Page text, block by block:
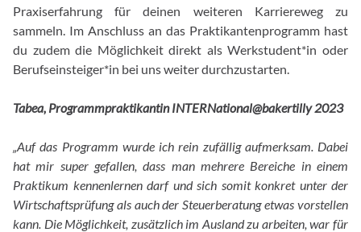
Praxiserfahrung für deinen weiteren Karriereweg zu
sammeln. Im Anschluss an das Praktikantenprogramm hast
du zudem die Möglichkeit direkt als Werkstudent*in oder
Berufseinsteiger*in bei uns weiter durchzustarten.
Tabea, Programmpraktikantin INTERNational@bakertilly 2023
„Auf das Programm wurde ich rein zufällig aufmerksam. Dabei
hat mir super gefallen, dass man mehrere Bereiche in einem
Praktikum kennenlernen darf und sich somit konkret unter der
Wirtschaftsprüfung als auch der Steuerberatung etwas vorstellen
kann. Die Möglichkeit, zusätzlich im Ausland zu arbeiten, war für